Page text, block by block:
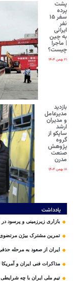
پشت
پرده
سفر ۱۵
نفر
ایرانی‌
به چین
| ماجرا
چیست؟
۲۱ بهمن ۱۴۰۴
بازدید
مدیرعامل
و مدیران
ارشد
ساپکو از
گروه
پژوهش
صنعت
مدرن
۱۸ بهمن ۱۴۰۴
یادداشت
بازاری زیرزمینی و پرسود
تمرین مشترک بیژن مرتضوی
ایران از صعود به مرحله
مذاکرات فنی ایران و
تیم ملی ایران با چه